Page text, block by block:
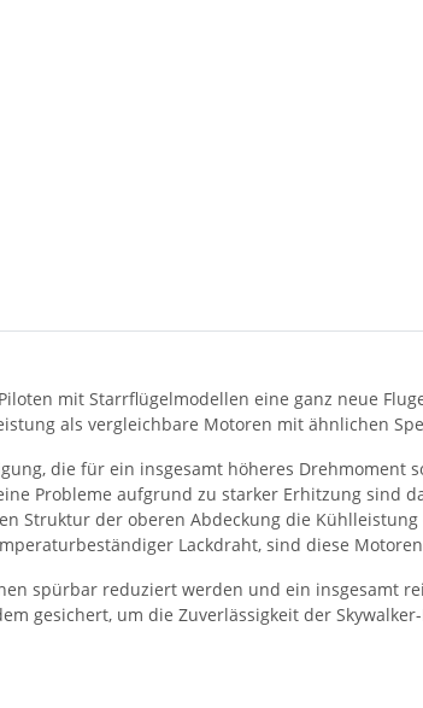
mit Starrflügelmodellen eine ganz neue
als vergleichbare Motoren mit ähnlichen
die für ein insgesamt höheres
Probleme aufgrund zu starker Erhitzung
Struktur der oberen Abdeckung die
Lackdraht, sind diese
spürbar reduziert werden und ein insgesamt
gesichert, um die Zuverlässigkeit der